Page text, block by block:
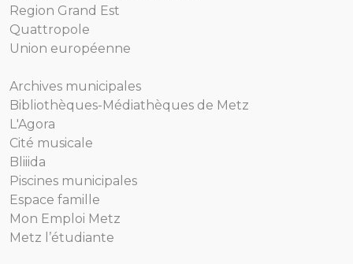
Region Grand Est
Quattropole
Union européenne
Archives municipales
Bibliothèques-Médiathèques de Metz
L'Agora
Cité musicale
Bliiida
Piscines municipales
Espace famille
Mon Emploi Metz
Metz l’étudiante